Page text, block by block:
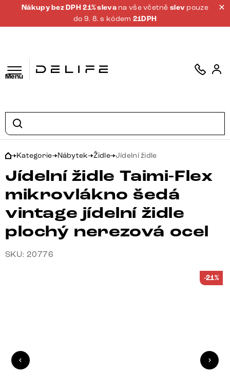
Nákupy bez DPH 21% sleva na vše včetněslev pouze
do 9. 8. s kódem 21DPH
Menu
Kategorie Nábytek Židle Jídelní židle
Jídelní židle Taimi-Flex
mikrovlákno šedá
vintage jídelní židle
plochý nerezová ocel
SKU: 20776
-21%